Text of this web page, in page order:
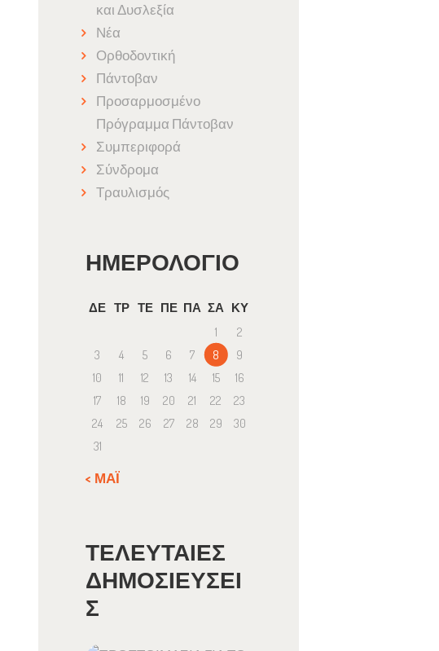
και Δυσλεξία
Νέα
Ορθοδοντική
Πάντοβαν
Προσαρμοσμένο
Πρόγραμμα Πάντοβαν
Συμπεριφορά
Σύνδρομα
Τραυλισμός
ΗΜΕΡΟΛΌΓΙΟ
ΔΕ ΤΡ ΤΕ ΠΕ ΠΑ ΣΑ ΚΥ
1
2
3
4 5 6 7 8
9
10
11 12 13 14 15
16
17
18 19 20 21 22
23
24
25 26 27 28 29
30
31
« ΜΆΙ
ΤΕΛΕΥΤΑΊΕΣ
ΔΗΜΟΣΙΕΎΣΕΙ
Σ